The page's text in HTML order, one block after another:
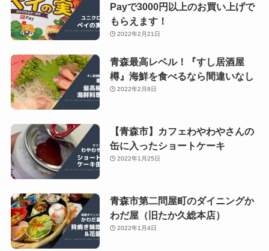
Payで3000円以上のお買い上げで
もらえます！
2022年2月21日
青森最高レベル！『すし居酒屋
樽』海鮮を食べるなら間違いなし
2022年2月8日
【青森市】カフェわやわやさんの
缶に入ったショートケーキ
2022年1月25日
青森市第二問屋町のダイニングか
わだ屋（旧たか久総本店）
2022年1月4日